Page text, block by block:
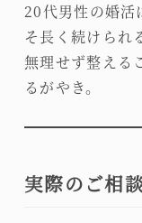
20代男性の婚活
そ長く続けられ
無理せず整える
るがやき。
実際のご相